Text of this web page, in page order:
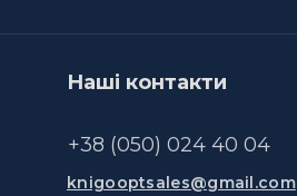
Наші контакти
+38 (050) 024 40 04
knigooptsales@gmail.com